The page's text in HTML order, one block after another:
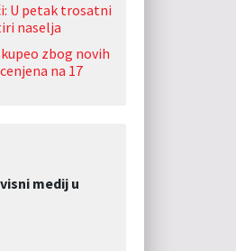
U petak trosatni
naselja
zbog novih
na 17
medij u